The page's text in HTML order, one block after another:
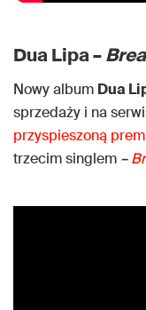
Dua Lipa –
Nowy album Dua
sprzedaży i na
przyspieszoną
trzecim singlem –